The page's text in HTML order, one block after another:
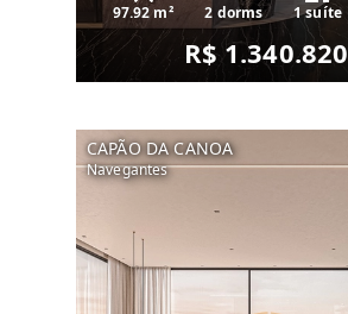
97.92 m² 2 dorms 1 suíte
R$ 1.340.820
CAPÃO DA CANOA
Navegantes